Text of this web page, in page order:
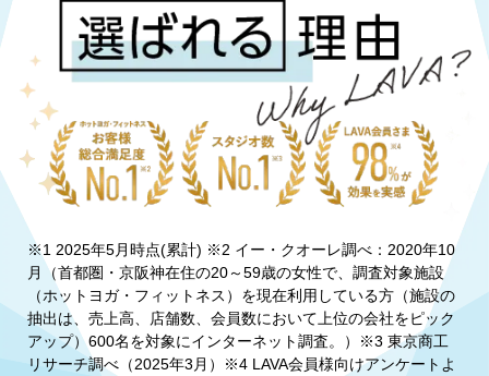
※1 2025年5月時点(累計) ※2 イー・クオーレ調べ：2020年10
月（首都圏・京阪神在住の20～59歳の女性で、調査対象施設
（ホットヨガ・フィットネス）を現在利用している方（施設の
抽出は、売上高、店舗数、会員数において上位の会社をピック
アップ）600名を対象にインターネット調査。）※3 東京商工
リサーチ調べ（2025年3月）※4 LAVA会員様向けアンケートよ